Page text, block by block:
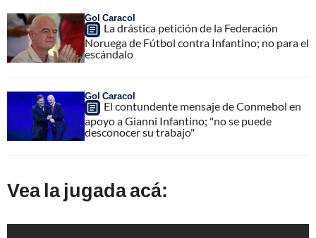
Gol Caracol
La drástica petición de la Federación
Noruega de Fútbol contra Infantino; no para el
escándalo
Gol Caracol
El contundente mensaje de Conmebol en
apoyo a Gianni Infantino; "no se puede
desconocer su trabajo"
Vea la jugada acá: